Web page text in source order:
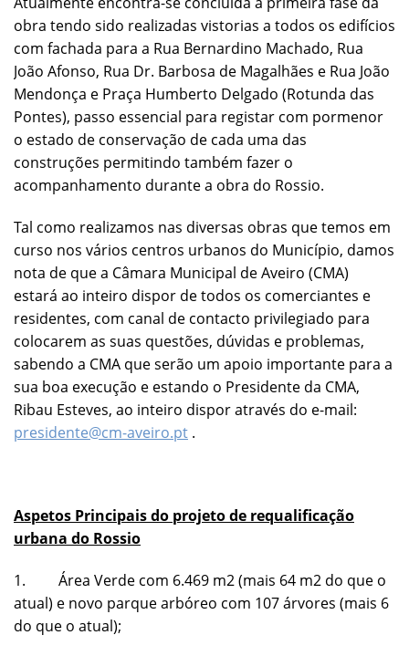
obra tendo sido realizadas vistorias a todos os edifícios
com fachada para a Rua Bernardino Machado, Rua
João Afonso, Rua Dr. Barbosa de Magalhães e Rua João
Mendonça e Praça Humberto Delgado (Rotunda das
Pontes), passo essencial para registar com pormenor
o estado de conservação de cada uma das
construções permitindo também fazer o
acompanhamento durante a obra do Rossio.
Tal como realizamos nas diversas obras que temos em
curso nos vários centros urbanos do Município, damos
nota de que a Câmara Municipal de Aveiro (CMA)
estará ao inteiro dispor de todos os comerciantes e
residentes, com canal de contacto privilegiado para
colocarem as suas questões, dúvidas e problemas,
sabendo a CMA que serão um apoio importante para a
sua boa execução e estando o Presidente da CMA,
Ribau Esteves, ao inteiro dispor através do e-mail:
presidente@cm-aveiro.pt .
Aspetos Principais do projeto de requalificação
urbana do Rossio
1. Área Verde com 6.469 m2 (mais 64 m2 do que o
atual) e novo parque arbóreo com 107 árvores (mais 6
do que o atual);